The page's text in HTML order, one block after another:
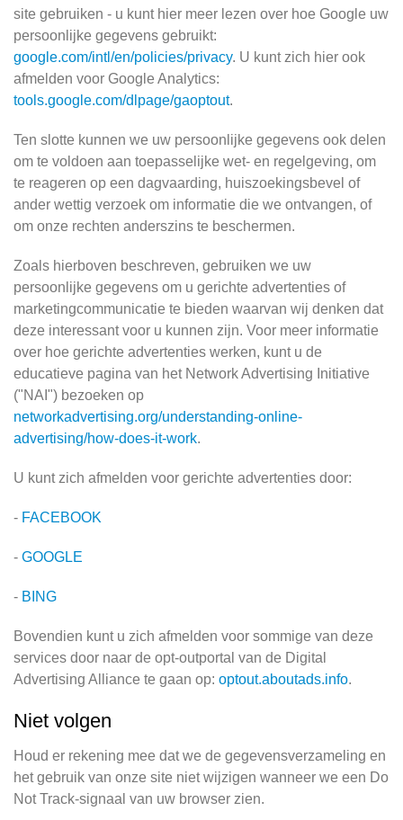
site gebruiken - u kunt hier meer lezen over hoe Google uw
persoonlijke gegevens gebruikt:
google.com/intl/en/policies/privacy. U kunt zich hier ook
afmelden voor Google Analytics:
tools.google.com/dlpage/gaoptout.
Ten slotte kunnen we uw persoonlijke gegevens ook delen
om te voldoen aan toepasselijke wet- en regelgeving, om
te reageren op een dagvaarding, huiszoekingsbevel of
ander wettig verzoek om informatie die we ontvangen, of
om onze rechten anderszins te beschermen.
Zoals hierboven beschreven, gebruiken we uw
persoonlijke gegevens om u gerichte advertenties of
marketingcommunicatie te bieden waarvan wij denken dat
deze interessant voor u kunnen zijn. Voor meer informatie
over hoe gerichte advertenties werken, kunt u de
educatieve pagina van het Network Advertising Initiative
("NAI") bezoeken op
networkadvertising.org/understanding-online-
advertising/how-does-it-work.
U kunt zich afmelden voor gerichte advertenties door:
- FACEBOOK
- GOOGLE
- BING
Bovendien kunt u zich afmelden voor sommige van deze
services door naar de opt-outportal van de Digital
Advertising Alliance te gaan op: optout.aboutads.info.
Niet volgen
Houd er rekening mee dat we de gegevensverzameling en
het gebruik van onze site niet wijzigen wanneer we een Do
Not Track-signaal van uw browser zien.